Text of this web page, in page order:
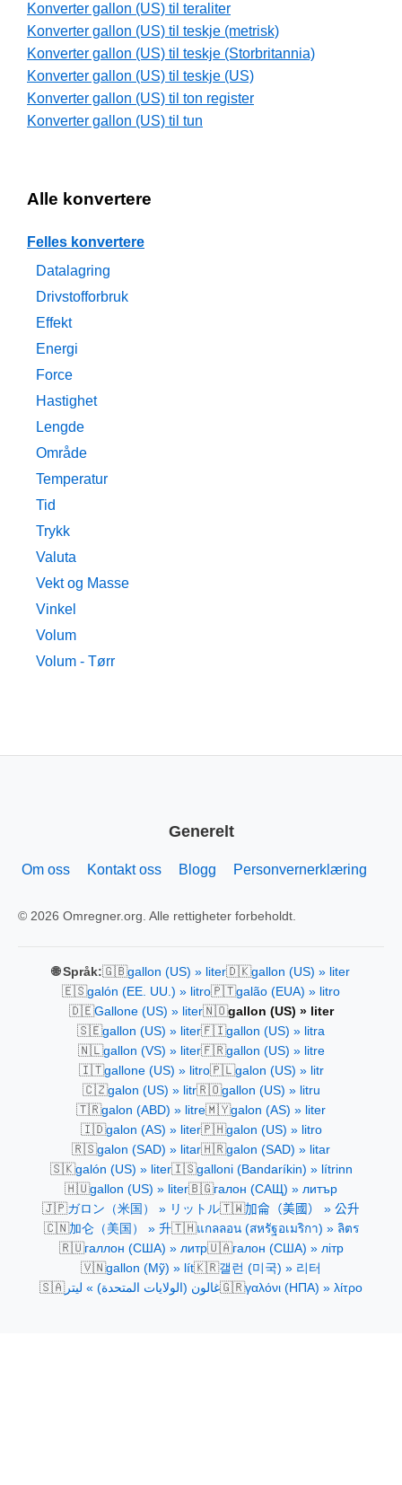
Konverter gallon (US) til teraliter
Konverter gallon (US) til teskje (metrisk)
Konverter gallon (US) til teskje (Storbritannia)
Konverter gallon (US) til teskje (US)
Konverter gallon (US) til ton register
Konverter gallon (US) til tun
Alle konvertere
Felles konvertere
Datalagring
Drivstofforbruk
Effekt
Energi
Force
Hastighet
Lengde
Område
Temperatur
Tid
Trykk
Valuta
Vekt og Masse
Vinkel
Volum
Volum - Tørr
Generelt
Om oss Kontakt oss Blogg Personvernerklæring
© 2026 Omregner.org. Alle rettigheter forbeholdt.
🌐 Språk:🇬🇧gallon (US) » liter🇩🇰gallon (US) » liter
🇪🇸galón (EE. UU.) » litro🇵🇹galão (EUA) » litro
🇩🇪Gallone (US) » liter🇳🇴gallon (US) » liter
🇸🇪gallon (US) » liter🇫🇮gallon (US) » litra
🇳🇱gallon (VS) » liter🇫🇷gallon (US) » litre
🇮🇹gallone (US) » litro🇵🇱galon (US) » litr
🇨🇿galon (US) » litr🇷🇴gallon (US) » litru
🇹🇷galon (ABD) » litre🇲🇾galon (AS) » liter
🇮🇩galon (AS) » liter🇵🇭galon (US) » litro
🇷🇸galon (SAD) » litar🇭🇷galon (SAD) » litar
🇸🇰galón (US) » liter🇮🇸galloni (Bandaríkin) » lítrinn
🇭🇺gallon (US) » liter🇧🇬галон (САЩ) » литър
🇯🇵ガロン（米国） » リットル🇹🇼加侖（美國） » 公升
🇨🇳加仑（美国） » 升🇹🇭แกลลอน (สหรัฐอเมริกา) » ลิตร
🇷🇺галлон (США) » литр🇺🇦галон (США) » літр
🇻🇳gallon (Mỹ) » lít🇰🇷갤런 (미국) » 리터
🇸🇦غالون (الولايات المتحدة) » ليتر🇬🇷γαλόνι (ΗΠΑ) » λίτρο